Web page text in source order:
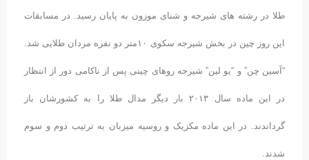
طلا در رشته های شیرجه و شنای موزون به پایان رسید. در مسابقات
این روز چین در بخش شیرجه سکوی ۱۰متر دو نفره مردان طلایی شد.
“آسین چن” و “یو لین” شیرجه روهای چینی پس از ناکامی دور از انتظار
در این ماده سال ۲۰۱۳ بار دیگر مدال طلا را به کشورشان باز
گرداندند. در این ماده مکزیک و روسیه میزبان به ترتیب دوم و سوم
شدند.